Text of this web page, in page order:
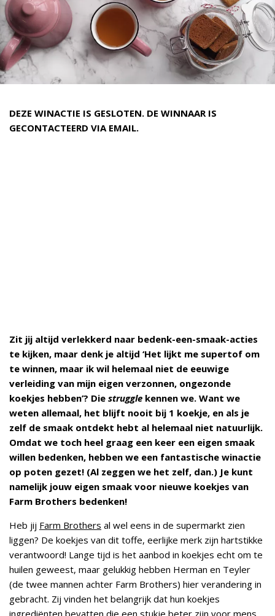
DEZE WINACTIE IS GESLOTEN. DE WINNAAR IS
GECONTACTEERD VIA EMAIL.
Zit jij altijd verlekkerd naar bedenk-een-smaak-acties
te kijken, maar denk je altijd ‘Het lijkt me supertof om
te winnen, maar ik wil helemaal niet de eeuwige
verleiding van mijn eigen verzonnen, ongezonde
koekjes hebben’? Die struggle kennen we. Want we
weten allemaal, het blijft nooit bij 1 koekje, en als je
zelf de smaak ontdekt hebt al helemaal niet natuurlijk.
Omdat we toch heel graag een keer een eigen smaak
willen bedenken, hebben we een fantastische winactie
op poten gezet! (Al zeggen we het zelf, dan.) Je kunt
namelijk jouw eigen smaak voor nieuwe koekjes van
Farm Brothers bedenken!
Heb jij Farm Brothers al wel eens in de supermarkt zien
liggen? De koekjes van dit toffe, eerlijke merk zijn hartstikke
verantwoord! Lange tijd is het aanbod in koekjes echt om te
huilen geweest, maar gelukkig hebben Herman en Teyler
(de twee mannen achter Farm Brothers) hier verandering in
gebracht. Zij vinden het belangrijk dat hun koekjes